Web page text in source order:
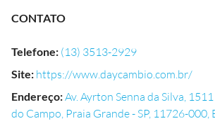
CONTATO
Telefone: (13) 3513-2929
Site: https://www.daycambio.com.br/
Endereço:Av. Ayrton Senna da Silva,
do Campo, Praia Grande - SP, 11726-000,